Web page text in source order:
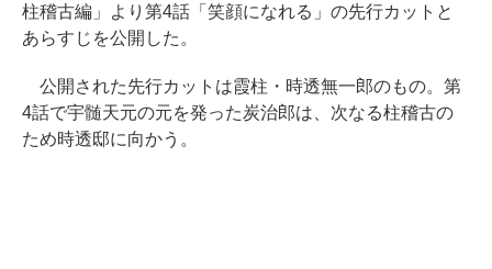
柱稽古編」より第4話「笑顔になれる」の先行カットと
あらすじを公開した。
公開された先行カットは霞柱・時透無一郎のもの。第
4話で宇髄天元の元を発った炭治郎は、次なる柱稽古の
ため時透邸に向かう。